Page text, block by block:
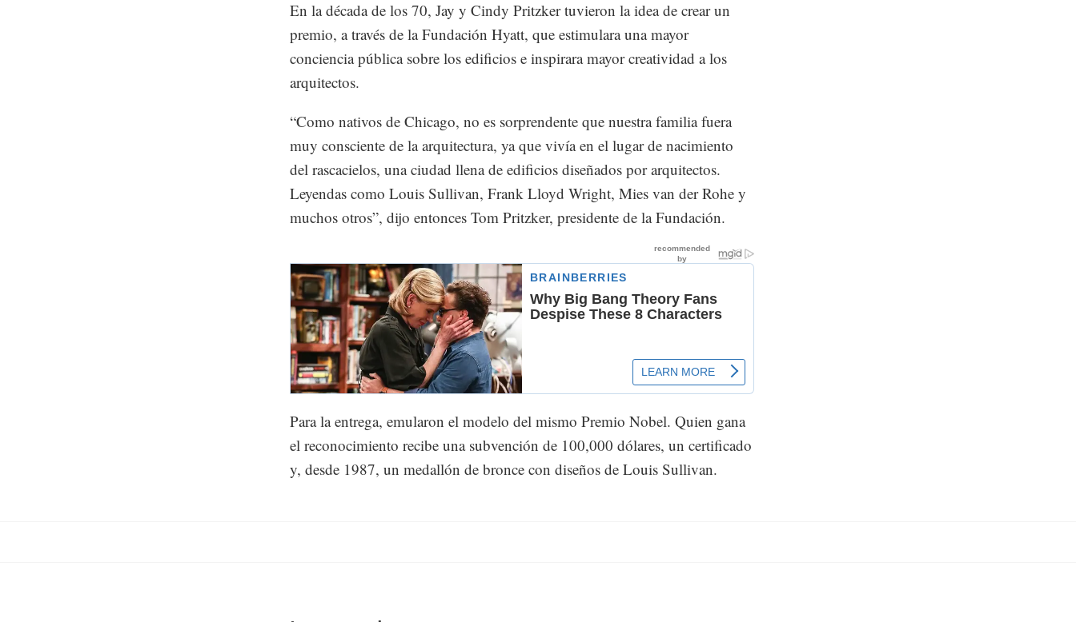
En la década de los 70, Jay y Cindy Pritzker tuvieron la idea de crear un
premio, a través de la Fundación Hyatt, que estimulara una mayor
conciencia pública sobre los edificios e inspirara mayor creatividad a los
arquitectos.
“Como nativos de Chicago, no es sorprendente que nuestra familia fuera
muy consciente de la arquitectura, ya que vivía en el lugar de nacimiento
del rascacielos, una ciudad llena de edificios diseñados por arquitectos.
Leyendas como Louis Sullivan, Frank Lloyd Wright, Mies van der Rohe y
muchos otros”, dijo entonces Tom Pritzker, presidente de la Fundación.
Para la entrega, emularon el modelo del mismo Premio Nobel. Quien gana
el reconocimiento recibe una subvención de 100,000 dólares, un certificado
y, desde 1987, un medallón de bronce con diseños de Louis Sullivan.